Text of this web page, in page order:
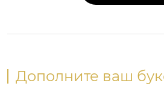
Дополните ваш